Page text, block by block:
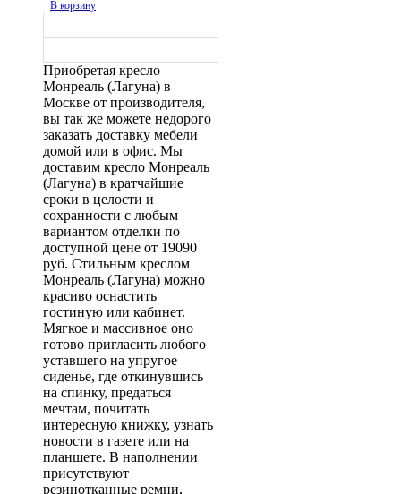
В корзину
Приобретая кресло
Монреаль (Лагуна) в
Москве от производителя,
вы так же можете недорого
заказать доставку мебели
домой или в офис. Мы
доставим кресло Монреаль
(Лагуна) в кратчайшие
сроки в целости и
сохранности с любым
вариантом отделки по
доступной цене от 19090
руб. Стильным креслом
Монреаль (Лагуна) можно
красиво оснастить
гостиную или кабинет.
Мягкое и массивное оно
готово пригласить любого
уставшего на упругое
сиденье, где откинувшись
на спинку, предаться
мечтам, почитать
интересную книжку, узнать
новости в газете или на
планшете. В наполнении
присутствуют
резинотканные ремни,